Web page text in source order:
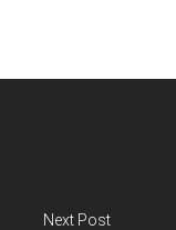
Next Post